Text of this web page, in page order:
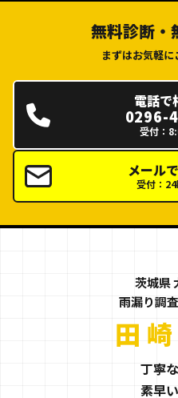
無料診断・
まずはお気軽に
電話で
0296-
受付：
メール
受付：
茨城県
雨漏り調
茨
田
丁寧
素早